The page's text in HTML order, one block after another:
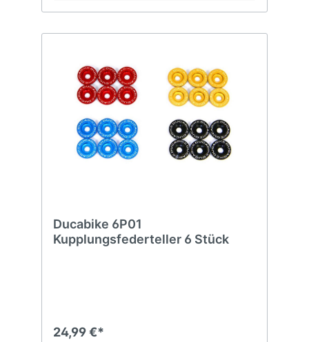
Ducabike 6P01
Kupplungsfederteller 6 Stück
24,99 €*